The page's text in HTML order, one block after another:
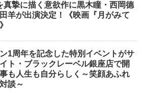
真摯に描く意欲作に黒木瞳・西岡德
羊が出演決定！《映画『月がみて
1周年を記念した特別イベントがサ
ト・ブラックレーベル銀座店で開
も人生も自分らしく～笑顔あふれ
談～